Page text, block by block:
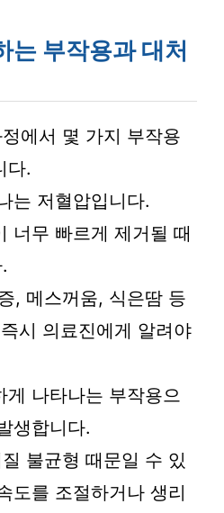
는 부작용과 대처
에서 몇 가지 부작용
다.
는 저혈압입니다.
너무 빠르게 제거될 때
, 메스꺼움, 식은땀 등
시 의료진에게 알려야
게 나타나는 부작용으
생합니다.
불균형 때문일 수 있
도를 조절하거나 생리